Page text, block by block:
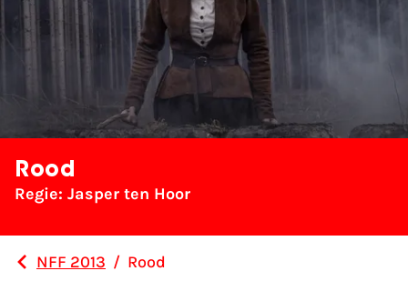
Rood
Regie: Jasper ten Hoor
NFF 2013 / Rood